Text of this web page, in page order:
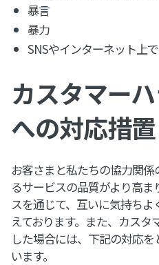
暴言
暴力
SNSやインターネット上
カスタマー
への対応措置
お客さまと私たちの協力関
るサービスの品質がより高
スを通じて、互いに気持ち
えております。また、カス
した場合には、下記の対応
います。